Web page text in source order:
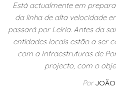
Está actualmente em
da linha de alta velocidade
passará por Leiria. Antes da
entidades locais estão a ser
com a Infraestruturas de
projecto, com o
Por